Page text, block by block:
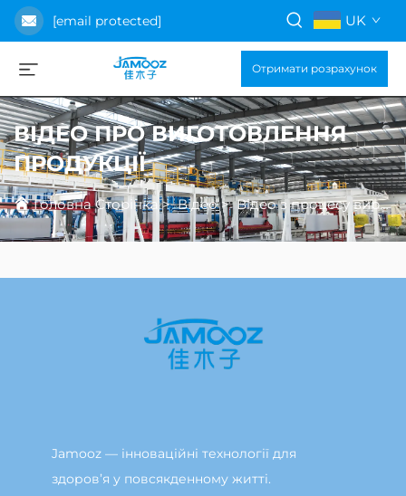
[email protected] UK
Отримати розрахунок
ВІДЕО ПРО ВИГОТОВЛЕННЯ
ПРОДУКЦІЇ
Головна Сторінка>Відео>Відео з процесу виробництва
Jamooz — інноваційні технології для
здоров’я у повсякденному житті.